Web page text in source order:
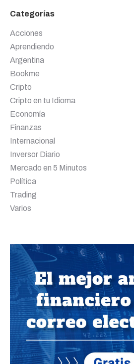
Categorías
Acciones
Aprendiendo
Argentina
Bookme
Cripto
Cripto en tu Idioma
Economía
Finanzas
Internacional
Inversor Diario
Mercado en 5 Minutos
Política
Trading
Varios